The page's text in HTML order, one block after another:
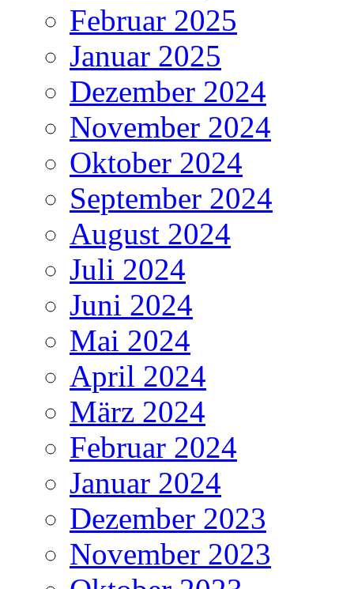
Februar 2025
Januar 2025
Dezember 2024
November 2024
Oktober 2024
September 2024
August 2024
Juli 2024
Juni 2024
Mai 2024
April 2024
März 2024
Februar 2024
Januar 2024
Dezember 2023
November 2023